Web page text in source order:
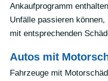
Ankaufprogramm
Unfälle passieren
mit entsprechenden
Autos mit
Fahrzeuge mit